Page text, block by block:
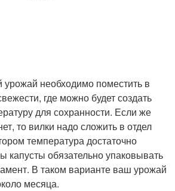
урожай необходимо поместить в
где можно будет создать
для сохранности. Если же
то вилки надо сложить в отдел
температура достаточно
капусты обязательно упаковывать
В таком варианте ваш урожай
месяца.